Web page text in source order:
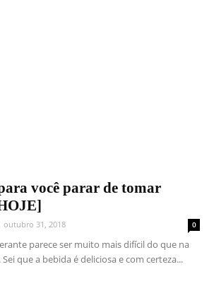
você parar de tomar
outubro 31, 2018 0
parece ser muito mais difícil do que na
que a bebida é deliciosa e com certeza...